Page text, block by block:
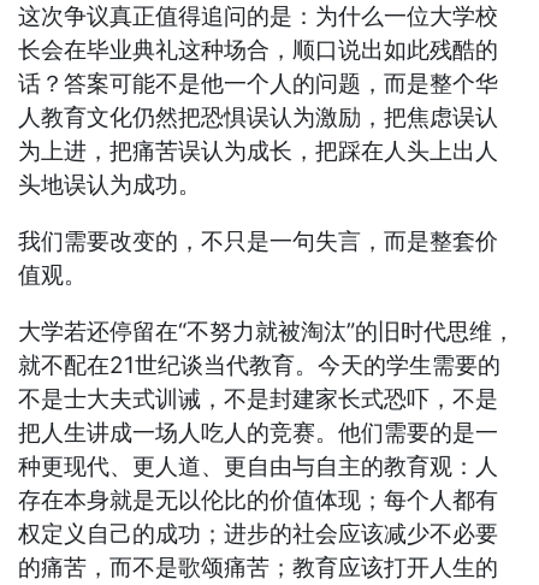
这次争议真正值得追问的是：为什么一位大学校
长会在毕业典礼这种场合，顺口说出如此残酷的
话？答案可能不是他一个人的问题，而是整个华
人教育文化仍然把恐惧误认为激励，把焦虑误认
为上进，把痛苦误认为成长，把踩在人头上出人
头地误认为成功。
我们需要改变的，不只是一句失言，而是整套价
值观。
大学若还停留在“不努力就被淘汰”的旧时代思维，
就不配在21世纪谈当代教育。今天的学生需要的
不是士大夫式训诫，不是封建家长式恐吓，不是
把人生讲成一场人吃人的竞赛。他们需要的是一
种更现代、更人道、更自由与自主的教育观：人
存在本身就是无以伦比的价值体现；每个人都有
权定义自己的成功；进步的社会应该减少不必要
的痛苦，而不是歌颂痛苦；教育应该打开人生的